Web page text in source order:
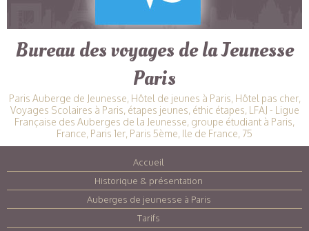
Bureau des voyages de la Jeunesse
Paris
Paris Auberge de Jeunesse, Hôtel de jeunes à Paris, Hôtel pas cher,
Voyages Scolaires à Paris, étapes jeunes, éthic étapes, LFAJ - Ligue
Française des Auberges de la Jeunesse, groupe étudiant à Paris,
France, Paris 1er, Paris 5ème, Ile de France, 75
Accueil
Historique & présentation
Auberges de jeunesse à Paris
Tarifs